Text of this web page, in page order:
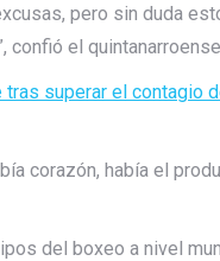
pero sin duda
el quintanarroense
superar el contagio
corazón, había el
del boxeo a nivel